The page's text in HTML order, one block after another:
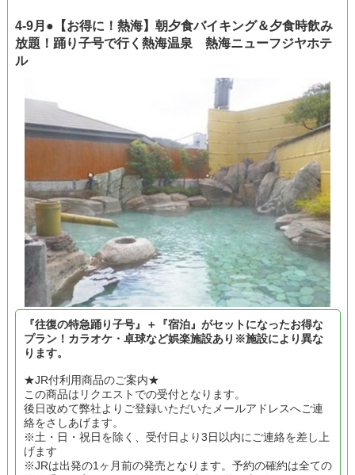
4-9月●【お得に！熱海】朝夕食バイキング＆夕食時飲み
放題！踊り子号で行く熱海温泉 熱海ニューフジヤホテ
ル
『往復の特急踊り子号』＋『宿泊』がセットになったお得な
プラン！カラオケ・卓球など娯楽施設あり※施設により異な
ります。
★JR付利用商品のご案内★
この商品はリクエストでの受付となります。
後日改めて弊社よりご登録いただいたメールアドレスへご連
絡をさしあげます。
※土・日・祝日を除く、受付日より3日以内にご連絡を差し上
げます
※JRは出発の1ヶ月前の発売となります。予約の確約は全ての